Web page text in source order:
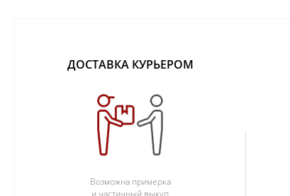
ДОСТАВКА КУРЬЕРОМ
Возможна примерка
и частичный выкуп